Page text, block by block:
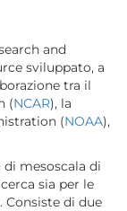
and
sviluppato, a
tra il
(NCAR), la
(NOAA),
mesoscala di
sia per le
di due